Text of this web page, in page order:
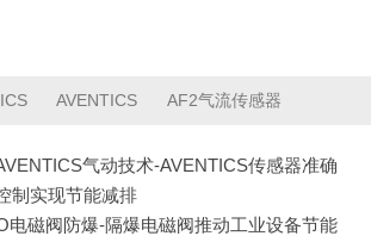
AVENTICS AF2气流传感器
气动技术-AVENTICS传感器准确
制实现节能减排
电磁阀防爆-隔爆电磁阀推动工业设备节能